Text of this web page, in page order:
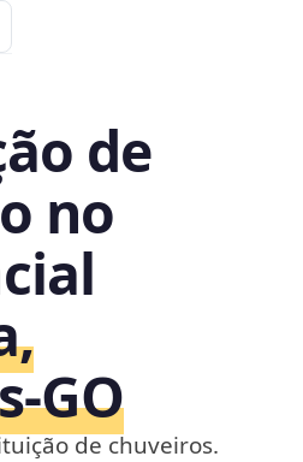
de
no
de chuveiros.